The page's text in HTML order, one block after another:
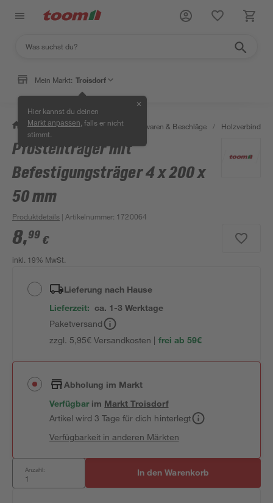
Mein Markt: Troisdorf
Hier kannst du deinen
Markt anpassen , falls er nicht
stimmt.
✕
/ Werkstatt & Maschinen / Eisenwaren & Beschläge / Holzverbinder
Pfostenträger mit
Befestigungsträger 4 x 200 x
50 mm
Produktdetails | Artikelnummer: 1720064
8,99 €
inkl. 19% MwSt.
Lieferung nach Hause
Lieferzeit: ca. 1-3 Werktage
Paketversand
zzgl. 5,95€ Versandkosten | frei ab 59€
Abholung im Markt
Verfügbar im MarktTroisdorf
Artikel wird 3 Tage für dich hinterlegt
Verfügbarkeit in anderen Märkten
Anzahl: In den Warenkorb